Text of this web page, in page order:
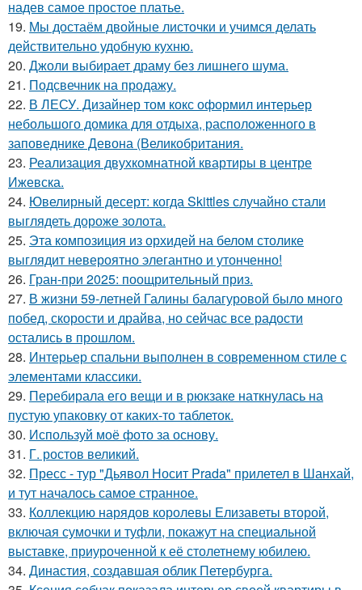
надев самое простое платье.
19. Мы достаём двойные листочки и учимся делать
действительно удобную кухню.
20. Джоли выбирает драму без лишнего шума.
21. Подсвечник на продажу.
22. В ЛЕСУ. Дизайнер том кокс оформил интерьер
небольшого домика для отдыха, расположенного в
заповеднике Девона (Великобритания.
23. Реализация двухкомнатной квартиры в центре
Ижевска.
24. Ювелирный десерт: когда Skittles случайно стали
выглядеть дороже золота.
25. Эта композиция из орхидей на белом столике
выглядит невероятно элегантно и утонченно!
26. Гран-при 2025: поощрительный приз.
27. В жизни 59-летней Галины балагуровой было много
побед, скорости и драйва, но сейчас все радости
остались в прошлом.
28. Интерьер спальни выполнен в современном стиле с
элементами классики.
29. Перебирала его вещи и в рюкзаке наткнулась на
пустую упаковку от каких-то таблеток.
30. Используй моё фото за основу.
31. Г. ростов великий.
32. Пресс - тур "Дьявол Носит Prada" прилетел в Шанхай,
и тут началось самое странное.
33. Коллекцию нарядов королевы Елизаветы второй,
включая сумочки и туфли, покажут на специальной
выставке, приуроченной к её столетнему юбилею.
34. Династия, создавшая облик Петербурга.